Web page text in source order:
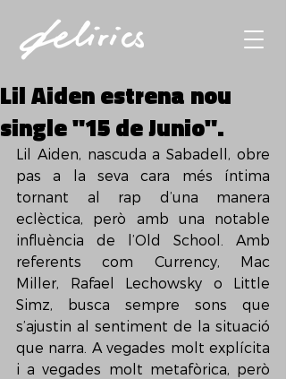
Lil Aiden estrena nou
single "15 de Junio".
Lil Aiden, nascuda a Sabadell, obre
pas a la seva cara més íntima
tornant al rap d’una manera
eclèctica, però amb una notable
influència de l’Old School. Amb
referents com Currency, Mac
Miller, Rafael Lechowsky o Little
Simz, busca sempre sons que
s’ajustin al sentiment de la situació
que narra. A vegades molt explícita
i a vegades molt metafòrica, però